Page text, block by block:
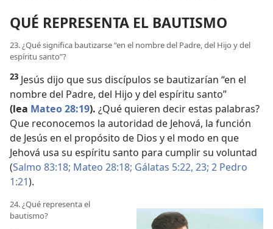
QUÉ REPRESENTA EL BAUTISMO
23. ¿Qué significa bautizarse “en el nombre del Padre, del Hijo y del
espíritu santo”?
23 Jesús dijo que sus discípulos se bautizarían “en el
nombre del Padre, del Hijo y del espíritu santo”
(lea Mateo 28:19). ¿Qué quieren decir estas palabras?
Que reconocemos la autoridad de Jehová, la función
de Jesús en el propósito de Dios y el modo en que
Jehová usa su espíritu santo para cumplir su voluntad
(Salmo 83:18; Mateo 28:18; Gálatas 5:22, 23; 2 Pedro
1:21).
24. ¿Qué representa el
bautismo?